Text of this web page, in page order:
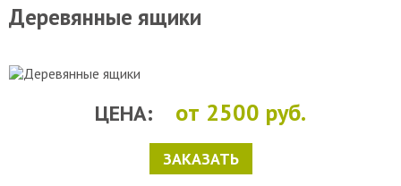
ДОСКА НЕОБРЕЗНАЯ
Деревянные ящики
ЦЕНА: от 2500 руб.
ЗАКАЗАТЬ